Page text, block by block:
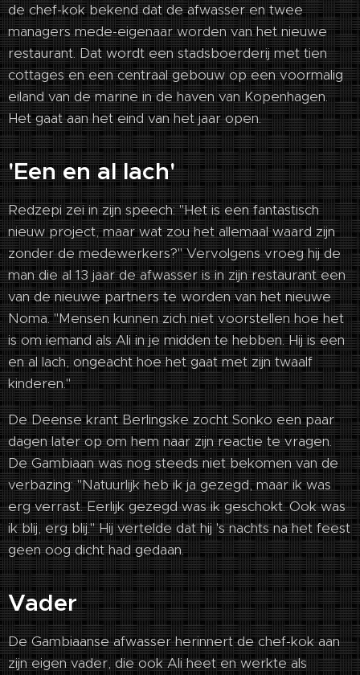
de chef-kok bekend dat de afwasser en twee
managers mede-eigenaar worden van het nieuwe
restaurant. Dat wordt een stadsboerderij met tien
cottages en een centraal gebouw op een voormalig
eiland van de marine in de haven van Kopenhagen.
Het gaat aan het eind van het jaar open.
'Een en al lach'
Redzepi zei in zijn speech: "Het is een fantastisch
nieuw project, maar wat zou het allemaal waard zijn
zonder de medewerkers?" Vervolgens vroeg hij de
man die al 13 jaar de afwasser is in zijn restaurant een
van de nieuwe partners te worden van het nieuwe
Noma. "Mensen kunnen zich niet voorstellen hoe het
is om iemand als Ali in je midden te hebben. Hij is een
en al lach, ongeacht hoe het gaat met zijn twaalf
kinderen."
De Deense krant Berlingske zocht Sonko een paar
dagen later op om hem naar zijn reactie te vragen.
De Gambiaan was nog steeds niet bekomen van de
verbazing: "Natuurlijk heb ik ja gezegd, maar ik was
erg verrast. Eerlijk gezegd was ik geschokt. Ook was
ik blij, erg blij." Hij vertelde dat hij 's nachts na het feest
geen oog dicht had gedaan.
Vader
De Gambiaanse afwasser herinnert de chef-kok aan
zijn eigen vader, die ook Ali heet en werkte als